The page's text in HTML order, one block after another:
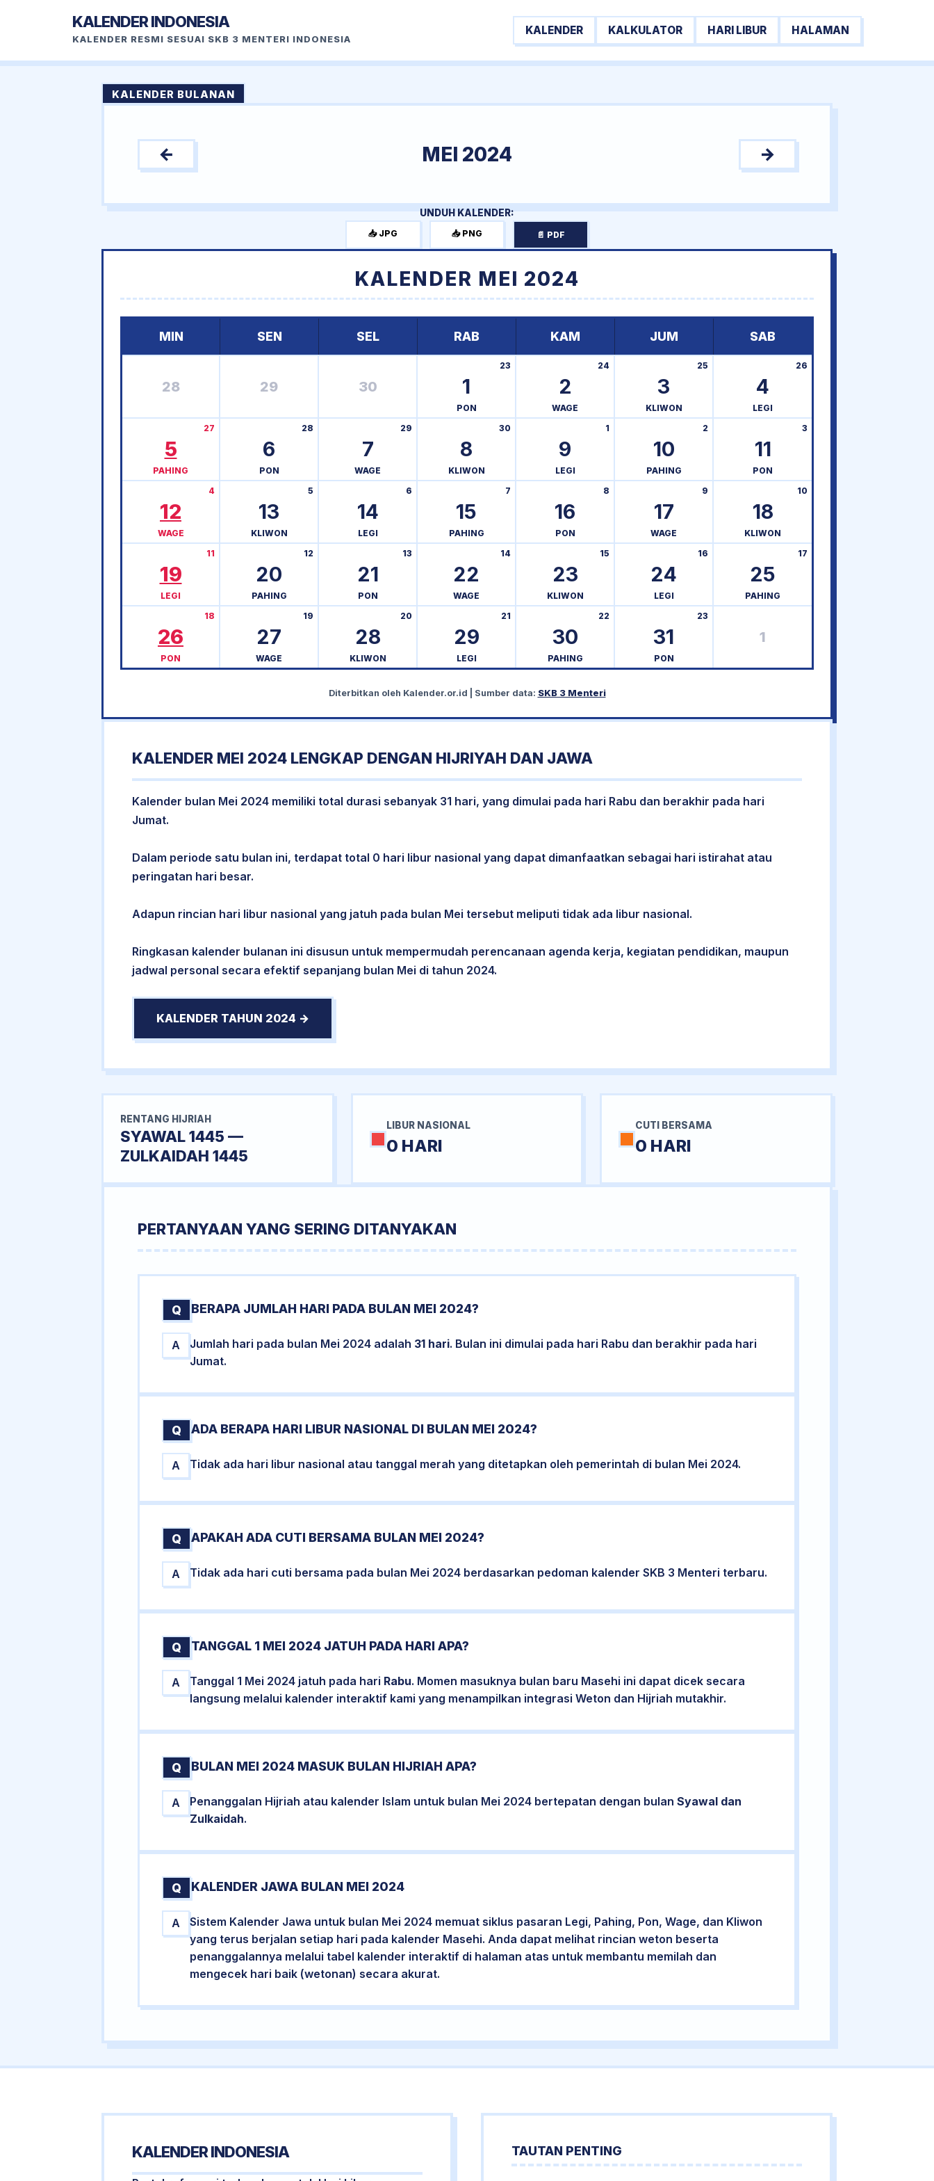
KALENDER INDONESIA
KALENDER RESMI SESUAI SKB 3 MENTERI INDONESIA
KALENDER KALKULATOR HARI LIBUR HALAMAN
KALENDER BULANAN
← MEI 2024 →
UNDUH KALENDER:
📥 JPG 📥 PNG 📄 PDF
KALENDER MEI 2024
MIN SEN SEL RAB KAM JUM SAB
28 29 30 1
23
PON
2
24
WAGE
3
25
KLIWON
4
26
LEGI
5
27
PAHING
6
28
PON
7
29
WAGE
8
30
KLIWON
9
1
LEGI
10
2
PAHING
11
3
PON
12
4
WAGE
13
5
KLIWON
14
6
LEGI
15
7
PAHING
16
8
PON
17
9
WAGE
18
10
KLIWON
19
11
LEGI
20
12
PAHING
21
13
PON
22
14
WAGE
23
15
KLIWON
24
16
LEGI
25
17
PAHING
26
18
PON
27
19
WAGE
28
20
KLIWON
29
21
LEGI
30
22
PAHING
31
23
PON
1
Diterbitkan oleh Kalender.or.id | Sumber data: SKB 3 Menteri
KALENDER MEI 2024 LENGKAP DENGAN HIJRIYAH DAN JAWA
Kalender bulan Mei 2024 memiliki total durasi sebanyak 31 hari, yang dimulai pada hari Rabu dan berakhir pada hari
Jumat.
Dalam periode satu bulan ini, terdapat total 0 hari libur nasional yang dapat dimanfaatkan sebagai hari istirahat atau
peringatan hari besar.
Adapun rincian hari libur nasional yang jatuh pada bulan Mei tersebut meliputi tidak ada libur nasional.
Ringkasan kalender bulanan ini disusun untuk mempermudah perencanaan agenda kerja, kegiatan pendidikan, maupun
jadwal personal secara efektif sepanjang bulan Mei di tahun 2024.
KALENDER TAHUN 2024 →
RENTANG HIJRIAH
SYAWAL 1445 —
ZULKAIDAH 1445
LIBUR NASIONAL
0 HARI
CUTI BERSAMA
0 HARI
PERTANYAAN YANG SERING DITANYAKAN
Q BERAPA JUMLAH HARI PADA BULAN MEI 2024?
A Jumlah hari pada bulan Mei 2024 adalah 31 hari. Bulan ini dimulai pada hari Rabu dan berakhir pada hari
Jumat.
Q ADA BERAPA HARI LIBUR NASIONAL DI BULAN MEI 2024?
A Tidak ada hari libur nasional atau tanggal merah yang ditetapkan oleh pemerintah di bulan Mei 2024.
Q APAKAH ADA CUTI BERSAMA BULAN MEI 2024?
A Tidak ada hari cuti bersama pada bulan Mei 2024 berdasarkan pedoman kalender SKB 3 Menteri terbaru.
Q TANGGAL 1 MEI 2024 JATUH PADA HARI APA?
A Tanggal 1 Mei 2024 jatuh pada hari Rabu. Momen masuknya bulan baru Masehi ini dapat dicek secara
langsung melalui kalender interaktif kami yang menampilkan integrasi Weton dan Hijriah mutakhir.
Q BULAN MEI 2024 MASUK BULAN HIJRIAH APA?
A Penanggalan Hijriah atau kalender Islam untuk bulan Mei 2024 bertepatan dengan bulan Syawal dan
Zulkaidah.
Q KALENDER JAWA BULAN MEI 2024
A
Sistem Kalender Jawa untuk bulan Mei 2024 memuat siklus pasaran Legi, Pahing, Pon, Wage, dan Kliwon
yang terus berjalan setiap hari pada kalender Masehi. Anda dapat melihat rincian weton beserta
penanggalannya melalui tabel kalender interaktif di halaman atas untuk membantu memilah dan
mengecek hari baik (wetonan) secara akurat.
KALENDER INDONESIA TAUTAN PENTING